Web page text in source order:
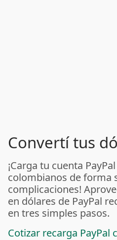
Convertí tus
¡Carga tu cuenta
colombianos de forma
complicaciones!
en dólares de PayPal
en tres simples pasos.
Cotizar recarga PayPal